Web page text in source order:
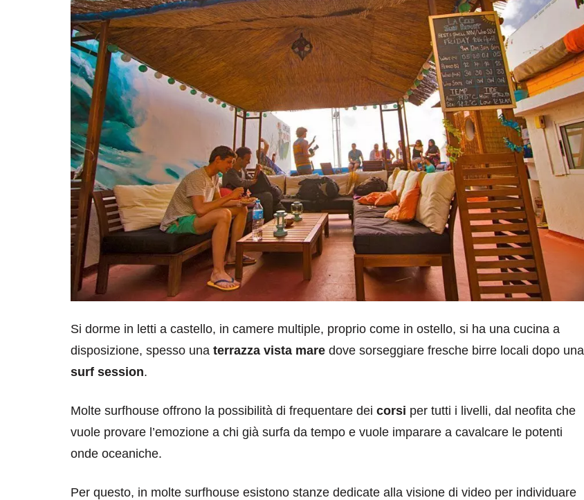
Si dorme in letti a castello, in camere multiple, proprio come in ostello, si ha una cucina a
disposizione, spesso una terrazza vista mare dove sorseggiare fresche birre locali dopo una
surf session.
Molte surfhouse offrono la possibilità di frequentare dei corsi per tutti i livelli, dal neofita che
vuole provare l’emozione a chi già surfa da tempo e vuole imparare a cavalcare le potenti
onde oceaniche.
Per questo, in molte surfhouse esistono stanze dedicate alla visione di video per individuare